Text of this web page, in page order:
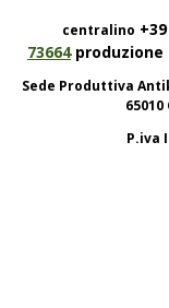
centralino +39
73664produzione
Sede Produttiva
P.iva